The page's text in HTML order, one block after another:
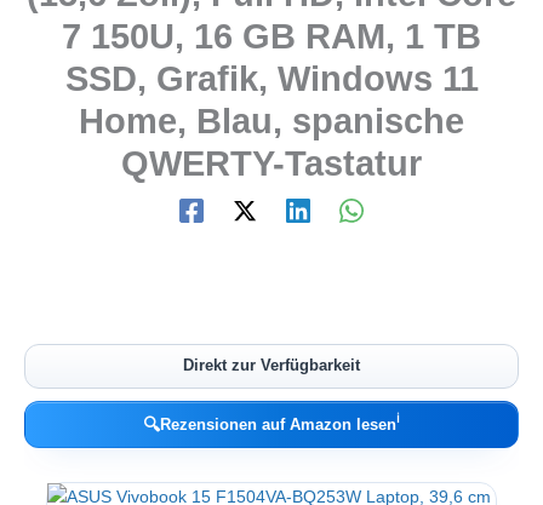
7 150U, 16 GB RAM, 1 TB
SSD, Grafik, Windows 11
Home, Blau, spanische
QWERTY-Tastatur
Direkt zur Verfügbarkeit
🔍Rezensionen auf Amazon lesenℹ︎